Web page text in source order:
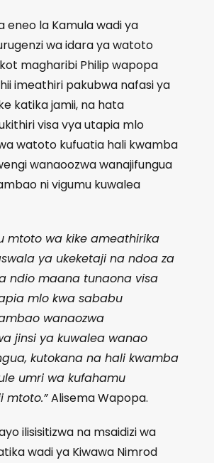
eneo la Kamula wadi ya
wa idara ya watoto
magharibi Philip wapopa
imeathiri pakubwa nafasi ya
katika jamii, na hata
visa vya utapia mlo
watoto kufuatia hali kwamba
wanaoozwa wanajifungua
ni vigumu kuwalea
mtoto wa kike ameathirika
ya ukeketaji na ndoa za
ndio maana tunaona visa
mlo kwa sababu
wanaozwa
jinsi ya kuwalea wanao
kutokana na hali kwamba
umri wa kufahamu
mtoto.”Alisema Wapopa.
ilisisitizwa na msaidizi wa
wadi ya Kiwawa Nimrod